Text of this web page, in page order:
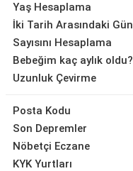
Yaş Hesaplama
İki Tarih Arasındaki Gün
Sayısını Hesaplama
Bebeğim kaç aylık oldu?
Uzunluk Çevirme
Posta Kodu
Son Depremler
Nöbetçi Eczane
KYK Yurtları